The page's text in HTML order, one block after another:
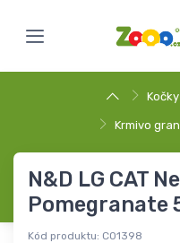
Kočky
Krmivo
N&D LG CAT
Pomegranate
Kód produktu: C01398